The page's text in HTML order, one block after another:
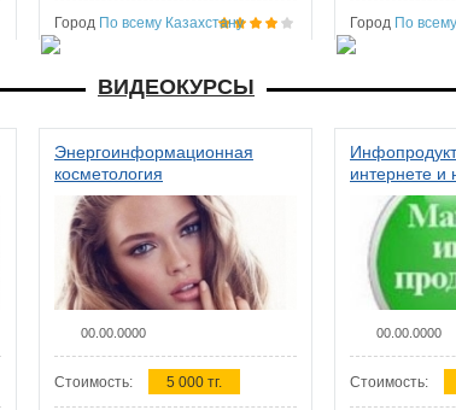
Город По всему Казахстану Город По
ВИДЕОКУРСЫ
Энергоинформационная
косметология
00.00.0000
Стоимость: 5 000 тг.
интернете и
00.00.0000
Стоимость: